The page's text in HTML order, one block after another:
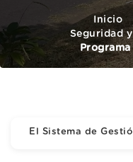
Inicio
Seguridad
El Sistema de